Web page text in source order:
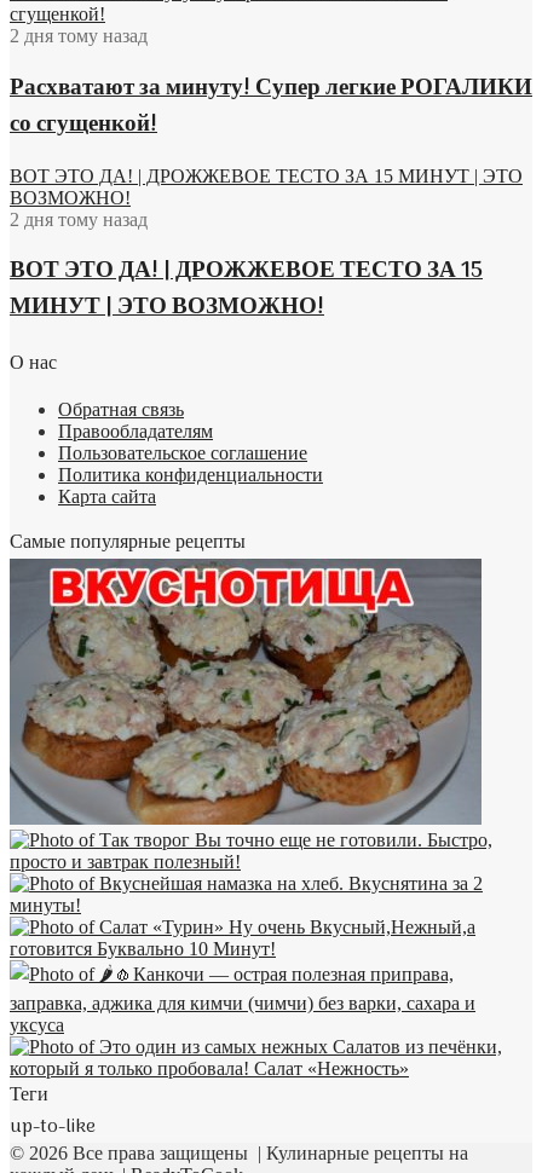
суп солянка суп
бульоны окрошка
сахар ванильный
блюда для гриля
свиные ребрышки
закуски закуски
соус для салата
омлет с молоком
шашлык из семги
капуста морская
молотого имбиря
блюда из конины
варенье варенье
пирожки с луком
перловой крупой
лососем огурцом
бульоны гаспачо
запеченная утка
чеснок кориандр
духовке куриное
оладьи из тыквы
горошек зелёный
блюда из лаваша
постное печенье
начинка овощные
котлеты из щуки
форель радужная
блины гречневые
кулинарный сайт
печенье печенье
хашлама хинкали
совсем несложно
блюда из печени
салат подсолнух
постные котлеты
котлеты котлеты
песочного теста
маринад на пиве
сгущенкой!
2 дня тому назад
Расхватают за минуту! Супер легкие РОГАЛИКИ
со сгущенкой!
ВОТ ЭТО ДА! | ДРОЖЖЕВОЕ ТЕСТО ЗА 15 МИНУТ | ЭТО
ВОЗМОЖНО!
2 дня тому назад
ВОТ ЭТО ДА! | ДРОЖЖЕВОЕ ТЕСТО ЗА 15
МИНУТ | ЭТО ВОЗМОЖНО!
О нас
Обратная связь
Правообладателям
Пользовательское соглашение
Политика конфиденциальности
Карта сайта
Самые популярные рецепты
Теги
up-to-like
© 2026 Все права защищены | Кулинарные рецепты на